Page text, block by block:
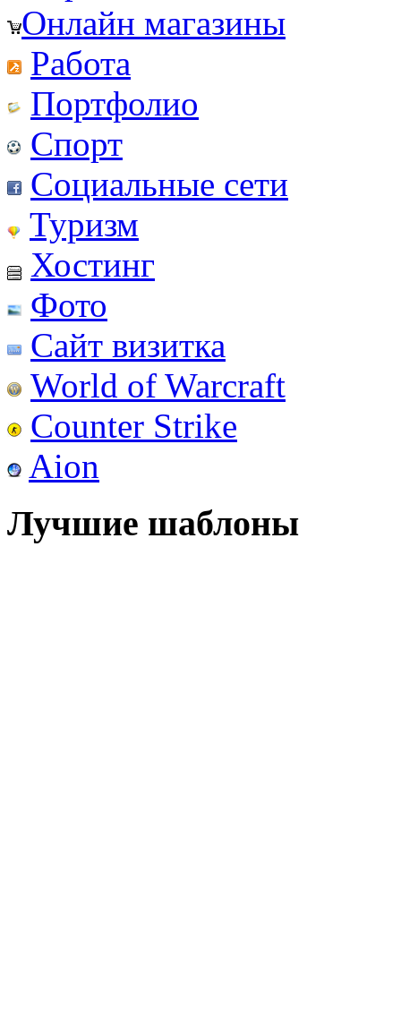
Онлайн магазины
Работа
Портфолио
Спорт
Социальные сети
Туризм
Хостинг
Фото
Сайт визитка
World of Warcraft
Counter Strike
Aion
Лучшие шаблоны